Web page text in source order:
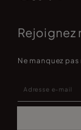
Ne manquez